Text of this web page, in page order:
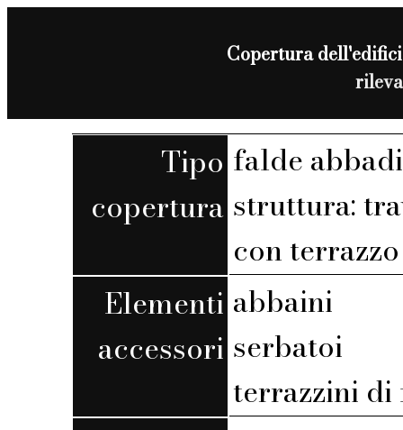
Copertura
Tipo
copertura
falde
struttura:
con
Elementi
accessori
abbaini
serbatoi
terrazzini